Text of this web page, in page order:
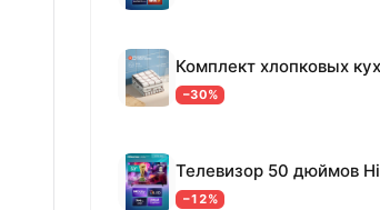
−30%
Телевизор 50 дюймов
−12%